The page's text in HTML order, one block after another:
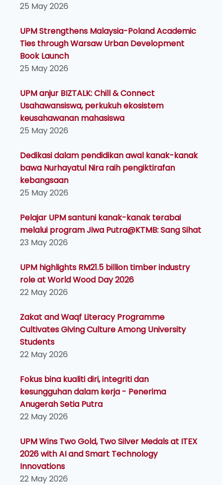
25 May 2026
UPM Strengthens Malaysia-Poland Academic
Ties through Warsaw Urban Development
Book Launch
25 May 2026
UPM anjur BIZTALK: Chill & Connect
Usahawansiswa, perkukuh ekosistem
keusahawanan mahasiswa
25 May 2026
Dedikasi dalam pendidikan awal kanak-kanak
bawa Nurhayatul Nira raih pengiktirafan
kebangsaan
25 May 2026
Pelajar UPM santuni kanak-kanak terabai
melalui program Jiwa Putra@KTMB: Sang Sihat
23 May 2026
UPM highlights RM21.5 billion timber industry
role at World Wood Day 2026
22 May 2026
Zakat and Waqf Literacy Programme
Cultivates Giving Culture Among University
Students
22 May 2026
Fokus bina kualiti diri, integriti dan
kesungguhan dalam kerja - Penerima
Anugerah Setia Putra
22 May 2026
UPM Wins Two Gold, Two Silver Medals at ITEX
2026 with AI and Smart Technology
Innovations
22 May 2026